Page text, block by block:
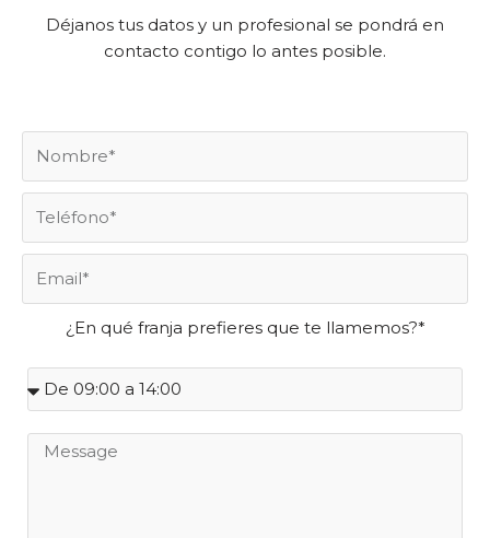
Déjanos tus datos y un profesional se pondrá en
contacto contigo lo antes posible.
¿En qué franja prefieres que te llamemos?*